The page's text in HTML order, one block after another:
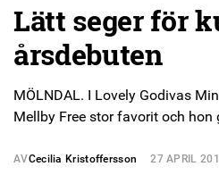
Lätt seger för
årsdebuten
MÖLNDAL. I Lovely Godivas
Mellby Free stor favorit och hon
AVCecilia Kristoffersson 27 APRIL